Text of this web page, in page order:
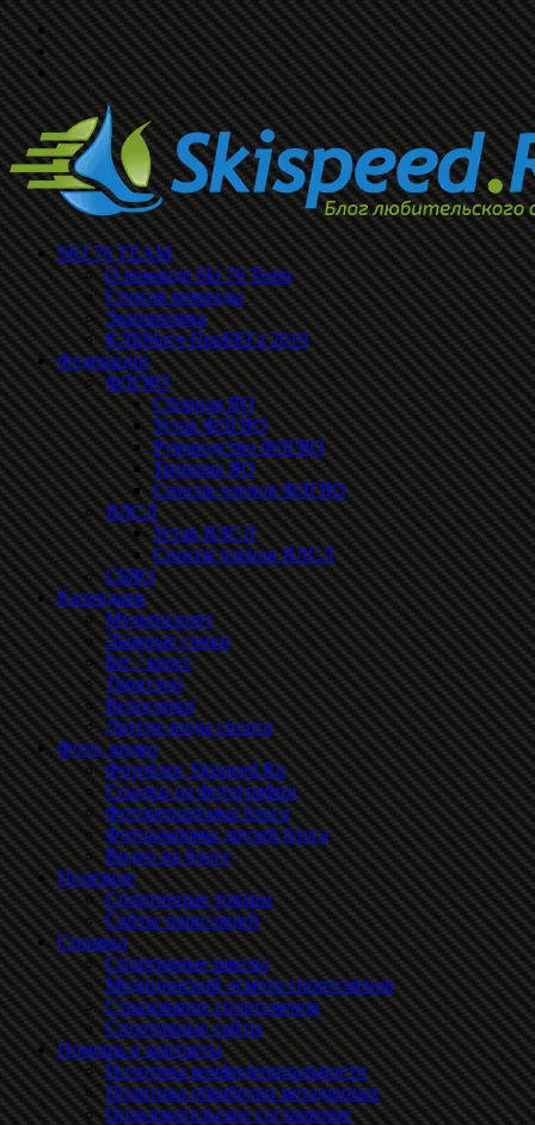
SKI 76 TEAM
О команде Ski 76 Team
Список команды
Экипировка
КЛБМатч ПроБЕГа 2019
Федерации
ФЛГЯО
Сборная ЯО
Устав ФЛГЯО
Руководство ФЛГЯО
Тренеры ЯО
Список членов ФЛГЯО
ЯЛСЛ
Устав ЯЛСЛ
Список членов ЯЛСЛ
СБЯО
Календари
Мультиспорт
Лыжные гонки
Бег / кросс
Триатлон
Велогонки
Другие виды спорта
Фото, видео
Фотоблог Skispeed.Ru
Ссылки на фотографии
Фоторепортажы блога
Фотоальбомы друзей блога
Видео на блоге
Полезное
Спортивные товары
Сайты трансляций
Справка
Спортивные школы
Медицинский осмотр спортсменов
Страхование спортсменов
Спортивные сайты
Помощь и контакты
Политика конфиденциальности
Политика обработки метаданных
Пользовательское соглашение